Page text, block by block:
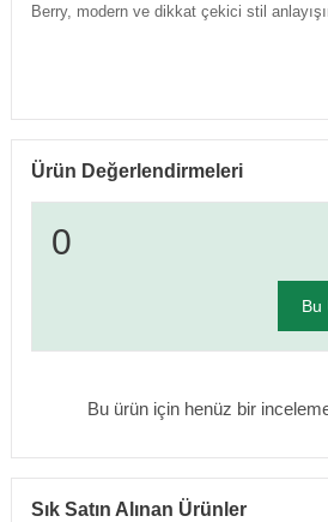
Berry, modern ve dikkat çekici stil
Ürün Değerlendirmeleri
0
Bu
Bu ürün için henüz bir
Sık Satın Alınan Ürünler